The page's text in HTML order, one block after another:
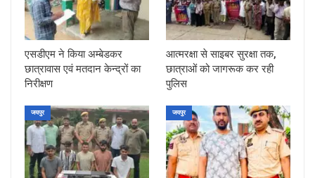
एसडीएम ने किया अम्बेडकर
छात्रावास एवं मतदान केन्द्रों का
निरीक्षण
आत्मरक्षा से साइबर सुरक्षा तक,
छात्राओं को जागरूक कर रही
पुलिस
जयपुर जयपुर